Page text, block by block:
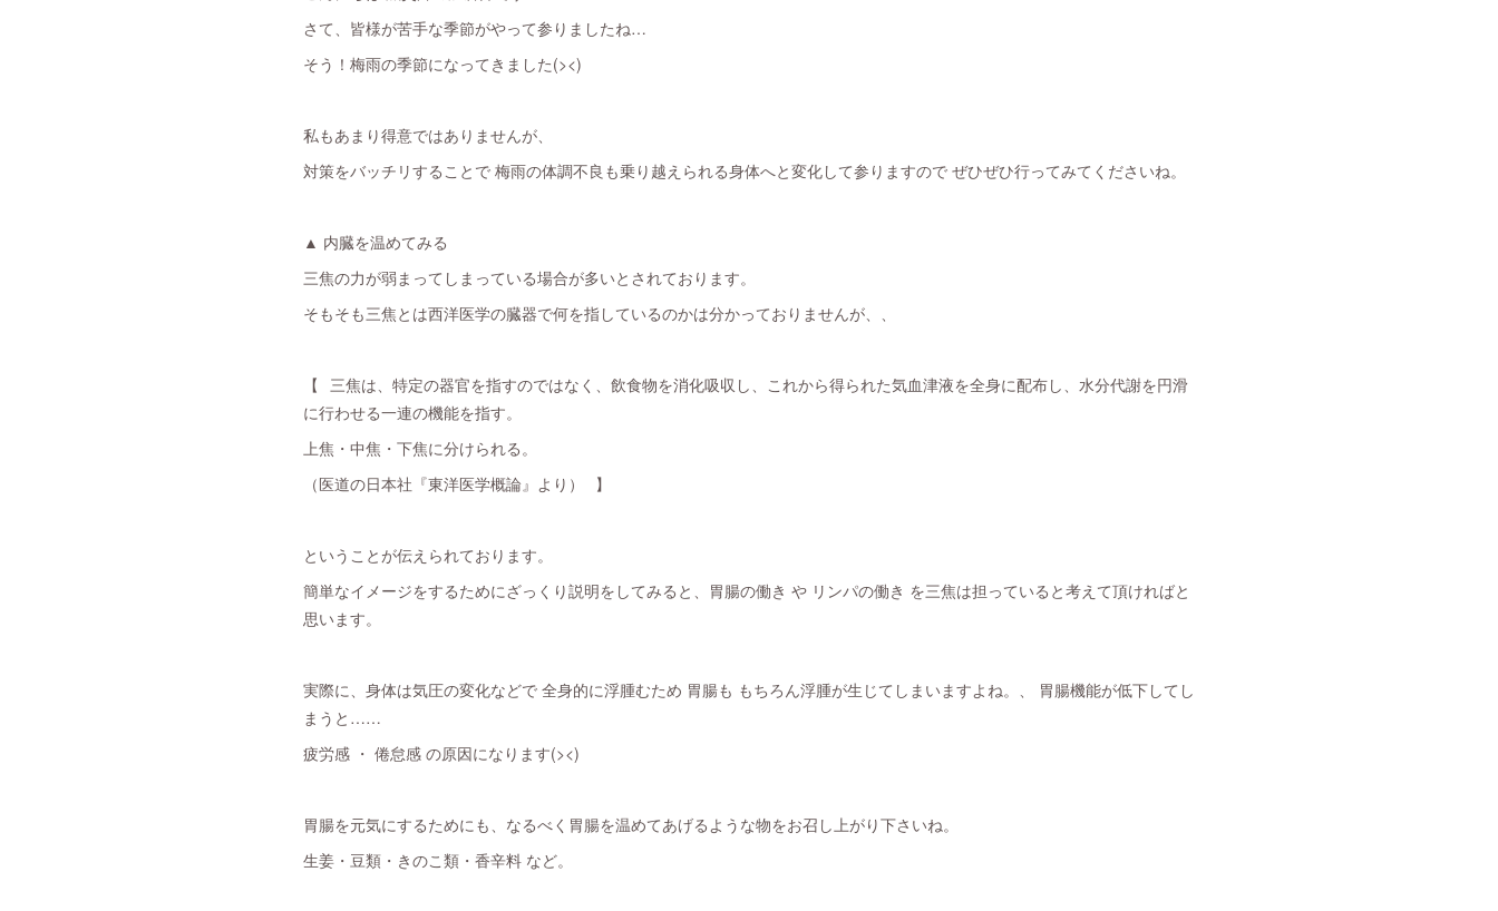
さて、皆様が苦手な季節がやって参りましたね…
そう！梅雨の季節になってきました(><)
私もあまり得意ではありませんが、
対策をバッチリすることで 梅雨の体調不良も乗り越えられる身体へと変化して参りますので ぜひぜひ行ってみてくださいね。
▲ 内臓を温めてみる
三焦の力が弱まってしまっている場合が多いとされております。
そもそも三焦とは西洋医学の臓器で何を指しているのかは分かっておりませんが、、
【⠀三焦は、特定の器官を指すのではなく、飲食物を消化吸収し、これから得られた気血津液を全身に配布し、水分代謝を円滑
に行わせる一連の機能を指す。
上焦・中焦・下焦に分けられる。
（医道の日本社『東洋医学概論』より）⠀】
ということが伝えられております。
簡単なイメージをするためにざっくり説明をしてみると、胃腸の働き や リンパの働き を三焦は担っていると考えて頂ければと
思います。
実際に、身体は気圧の変化などで 全身的に浮腫むため 胃腸も もちろん浮腫が生じてしまいますよね。、 胃腸機能が低下してし
まうと……
疲労感 ・ 倦怠感 の原因になります(><)
胃腸を元気にするためにも、なるべく胃腸を温めてあげるような物をお召し上がり下さいね。
生姜・豆類・きのこ類・香辛料 など。